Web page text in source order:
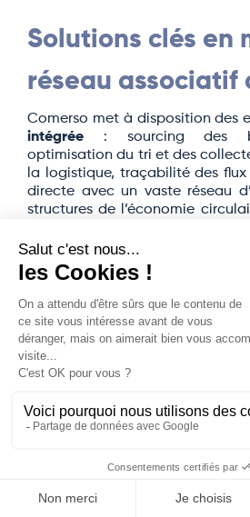
Solutions clés en
réseau associatif
Comerso met à disposition des
intégrée : sourcing des
optimisation du tri et des
la logistique, traçabilité des
directe avec un vaste réseau
structures de l’économie
“tout-en-un” simplifie la mise
générant un impact social positif.
Une offre sur
chaque
Chaque entreprise est
à chacun de vos besoins,
Nous fournissons également
économies réalisées, le volume